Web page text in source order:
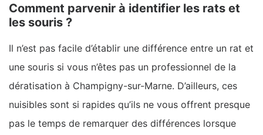
Comment parvenir à identifier les rats et
les souris ?
Il n’est pas facile d’établir une différence entre un rat et
une souris si vous n’êtes pas un professionnel de la
dératisation à Champigny-sur-Marne. D’ailleurs, ces
nuisibles sont si rapides qu’ils ne vous offrent presque
pas le temps de remarquer des différences lorsque